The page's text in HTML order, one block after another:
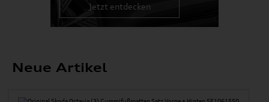
Jetzt entdecken
Neue Artikel